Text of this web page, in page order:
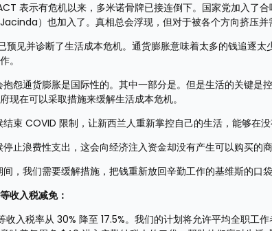
表示有危机以来，多米诺骨牌已接连倒下。国家党加入了
）也加入了。真相总会浮现，但对于被各个方向挤压
预见并诊断了生活成本危机。通货膨胀意味着太多的钱追逐
。
抱怨通货膨胀是国际性的。其中一部分是。但是生活的关键是
现在可以采取措施来缓解生活成本危机。
结束 COVID 限制，让新西兰人重新掌控自己的生活，能够在
停止浪费性支出，这会向经济注入资金却没有产生可以购买的
间，我们需要缓解措施，把钱重新放回辛勤工作的基维斯的口袋
收入税减免：
收入税率从 30% 降至 17.5%。我们的计划将允许平均全职工